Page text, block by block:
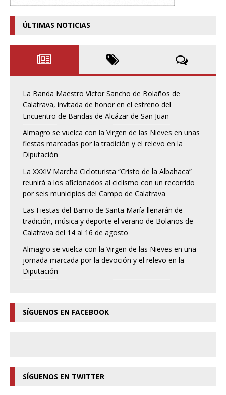
ÚLTIMAS NOTICIAS
La Banda Maestro Víctor Sancho de Bolaños de
Calatrava, invitada de honor en el estreno del
Encuentro de Bandas de Alcázar de San Juan
Almagro se vuelca con la Virgen de las Nieves en unas
fiestas marcadas por la tradición y el relevo en la
Diputación
La XXXIV Marcha Cicloturista “Cristo de la Albahaca”
reunirá a los aficionados al ciclismo con un recorrido
por seis municipios del Campo de Calatrava
Las Fiestas del Barrio de Santa María llenarán de
tradición, música y deporte el verano de Bolaños de
Calatrava del 14 al 16 de agosto
Almagro se vuelca con la Virgen de las Nieves en una
jornada marcada por la devoción y el relevo en la
Diputación
SÍGUENOS EN FACEBOOK
SÍGUENOS EN TWITTER